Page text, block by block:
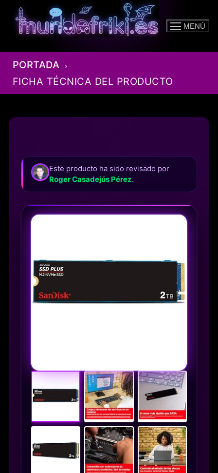
contenido
MENÚ
PORTADA
FICHA TÉCNICA DEL PRODUCTO
Este producto ha sido revisado por
Roger Casadejús Pérez.